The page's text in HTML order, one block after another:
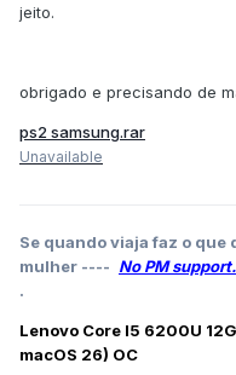
jeito.
obrigado e precisando de
ps2 samsung.rar
Unavailable
Se quando viaja faz o que
mulher ---- No PM
.
Lenovo Core I5 6200U
macOS 26) OC